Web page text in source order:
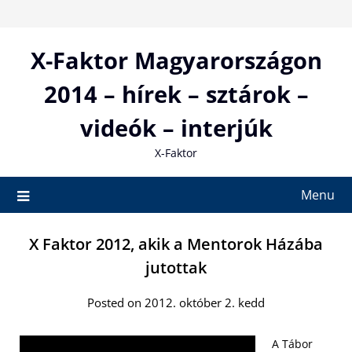
contentX-Faktor Magyarországon
2014 – hírek – sztárok –
videók – interjúk
X-Faktor
Menu
X Faktor 2012, akik a Mentorok Házába
jutottak
Posted on 2012. október 2. kedd
A Tábor